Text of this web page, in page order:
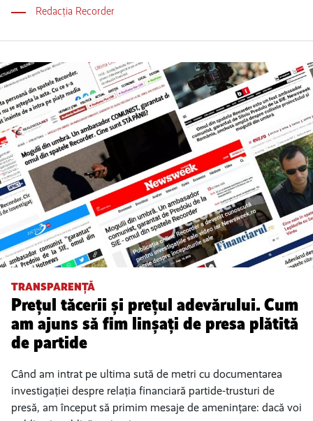
Redacția Recorder
TRANSPARENȚĂ
Prețul tăcerii și prețul adevărului. Cum
am ajuns să fim linșați de presa plătită
de partide
Când am intrat pe ultima sută de metri cu documentarea
investigației despre relația financiară partide-trusturi de
presă, am început să primim mesaje de amenințare: dacă voi